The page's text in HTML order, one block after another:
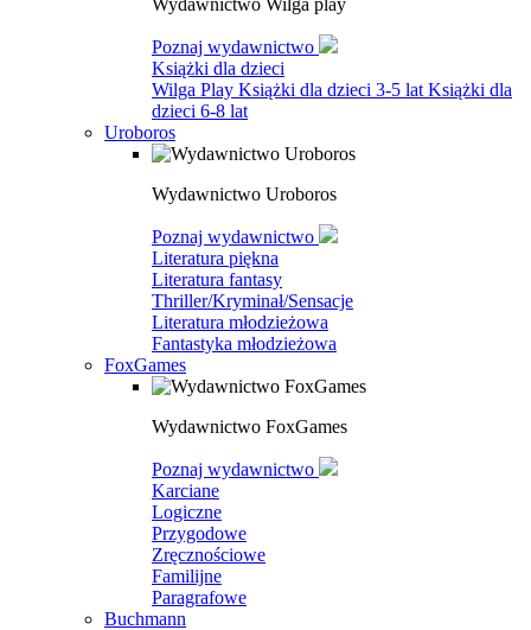
Wydawnictwo Wilga play
Poznaj wydawnictwo
Książki dla dzieci
Wilga Play Książki dla dzieci 3-5 lat Książki dla
dzieci 6-8 lat
Uroboros
Wydawnictwo Uroboros
Poznaj wydawnictwo
Literatura piękna
Literatura fantasy
Thriller/Kryminał/Sensacje
Literatura młodzieżowa
Fantastyka młodzieżowa
FoxGames
Wydawnictwo FoxGames
Poznaj wydawnictwo
Karciane
Logiczne
Przygodowe
Zręcznościowe
Familijne
Paragrafowe
Buchmann